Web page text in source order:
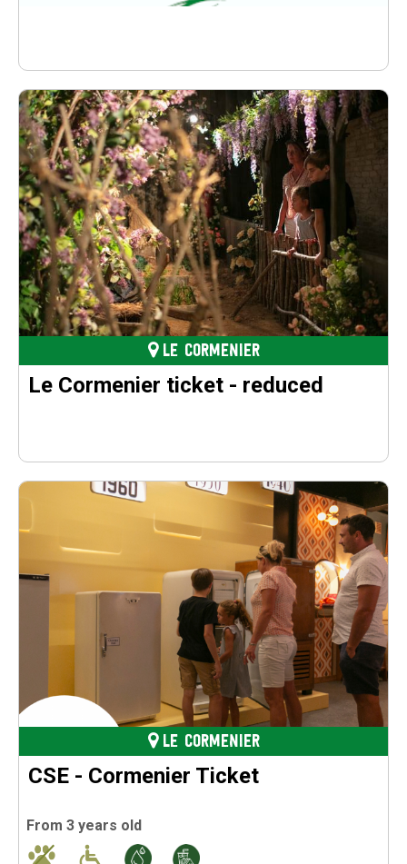
Le Cormenier ticket - reduced
LE CORMENIER
CSE - Cormenier Ticket
LE CORMENIER
From 3 years old